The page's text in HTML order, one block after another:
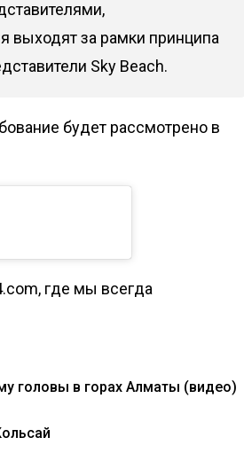
выходят за рамки принципа
Sky Beach.
будет рассмотрено в
где мы всегда
головы в горах Алматы (видео)